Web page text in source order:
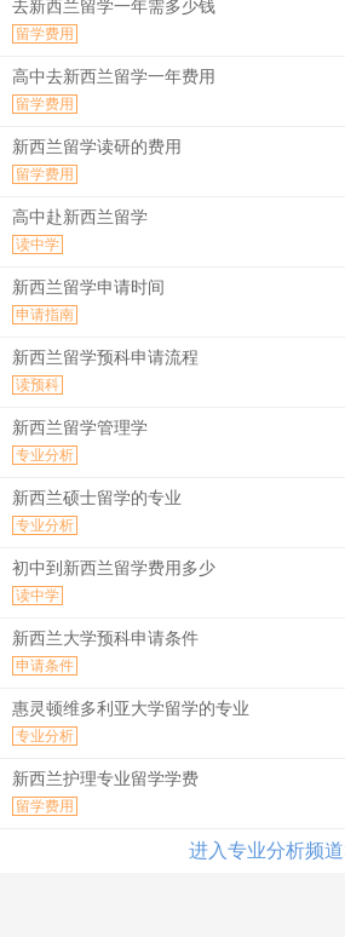
去新西兰留学一年需多少钱
留学费用
高中去新西兰留学一年费用
留学费用
新西兰留学读研的费用
留学费用
高中赴新西兰留学
读中学
新西兰留学申请时间
申请指南
新西兰留学预科申请流程
读预科
新西兰留学管理学
专业分析
新西兰硕士留学的专业
专业分析
初中到新西兰留学费用多少
读中学
新西兰大学预科申请条件
申请条件
惠灵顿维多利亚大学留学的专业
专业分析
新西兰护理专业留学学费
留学费用
进入专业分析频